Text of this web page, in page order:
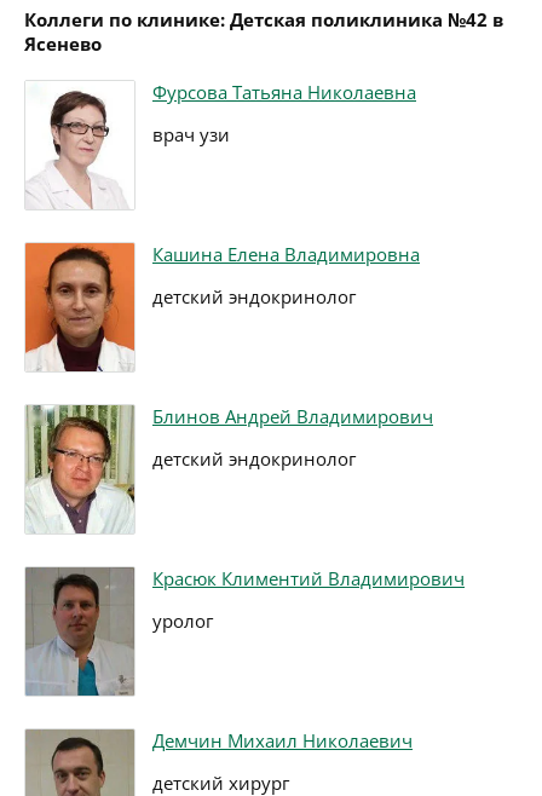
Коллеги по клинике: Детская поликлиника №42 в
Ясенево
Фурсова Татьяна Николаевна
врач узи
Кашина Елена Владимировна
детский эндокринолог
Блинов Андрей Владимирович
детский эндокринолог
Красюк Климентий Владимирович
уролог
Демчин Михаил Николаевич
детский хирург